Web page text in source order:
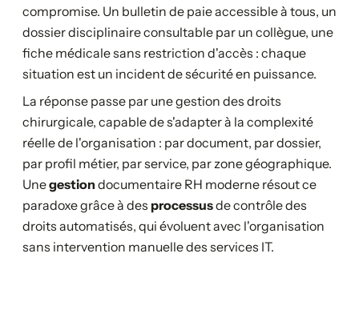
compromise. Un bulletin de paie accessible à tous, un
dossier disciplinaire consultable par un collègue, une
fiche médicale sans restriction d'accès : chaque
situation est un incident de sécurité en puissance.
La réponse passe par une gestion des droits
chirurgicale, capable de s'adapter à la complexité
réelle de l'organisation : par document, par dossier,
par profil métier, par service, par zone géographique.
Unegestion documentaire RH moderne résout ce
paradoxe grâce à des processusde contrôle des
droits automatisés, qui évoluent avec l'organisation
sans intervention manuelle des services IT.